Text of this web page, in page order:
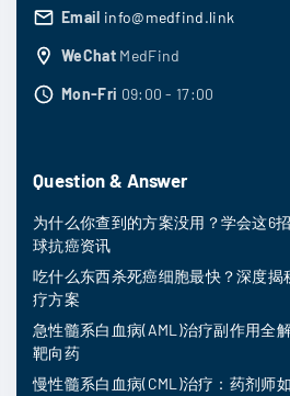
Email info@medfind.link
WeChat MedFind
Mon-Fri 09:00 - 17:00
Question & Answer
为什么你查到的方案没用？学会这6
球抗癌资讯
吃什么东西杀死癌细胞最快？深度
疗方案
急性髓系白血病(AML)治疗副作用全
靶向药
慢性髓系白血病(CML)治疗：药剂师